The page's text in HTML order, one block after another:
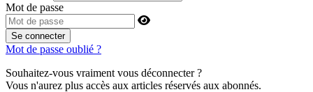
Mot de passe
Se connecter
Mot de passe oublié ?
Souhaitez-vous vraiment vous déconnecter ?
Vous n'aurez plus accès aux articles réservés aux abonnés.